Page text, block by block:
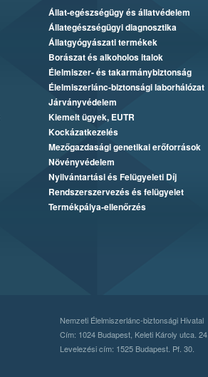
Állat-egészségügy és állatvédelem
Állategészségügyi diagnosztika
Állatgyógyászati termékek
Borászat és alkoholos italok
Élelmiszer- és takarmánybiztonság
Élelmiszerlánc-biztonsági laborhálózat
Járványvédelem
Kiemelt ügyek, EUTR
Kockázatkezelés
Mezőgazdasági genetikai erőforrások
Növényvédelem
Nyilvántartási és Felügyeleti Díj
Rendszerszervezés és felügyelet
Termékpálya-ellenőrzés
Nemzeti Élelmiszerlánc-biztonsági Hivatal
Cím: 1024 Budapest, Keleti Károly utca. 24.
Levelezési cím: 1525 Budapest. Pf. 30.